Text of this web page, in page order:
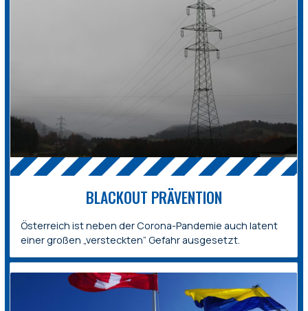
BLACKOUT PRÄVENTION
Österreich ist neben der Corona-Pandemie auch latent
einer großen „versteckten“ Gefahr ausgesetzt.